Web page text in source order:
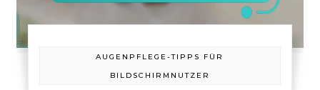
AUGENPFLEGE-TIPPS FÜR
BILDSCHIRMNUTZER